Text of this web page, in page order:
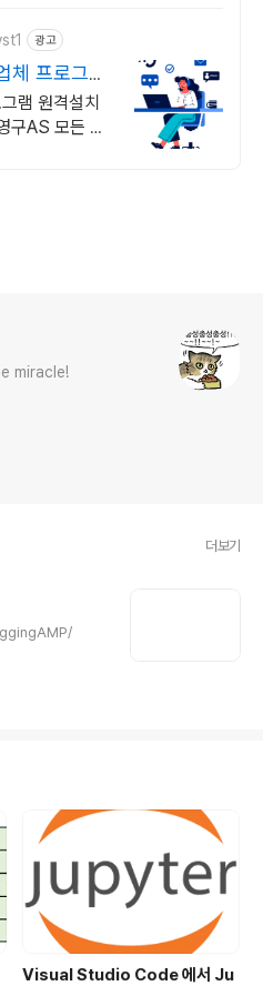
광고
체 프로그램
램 원격설치
구AS 모든 영
miracle!
더보기
Visual Studio Code 에서 Ju